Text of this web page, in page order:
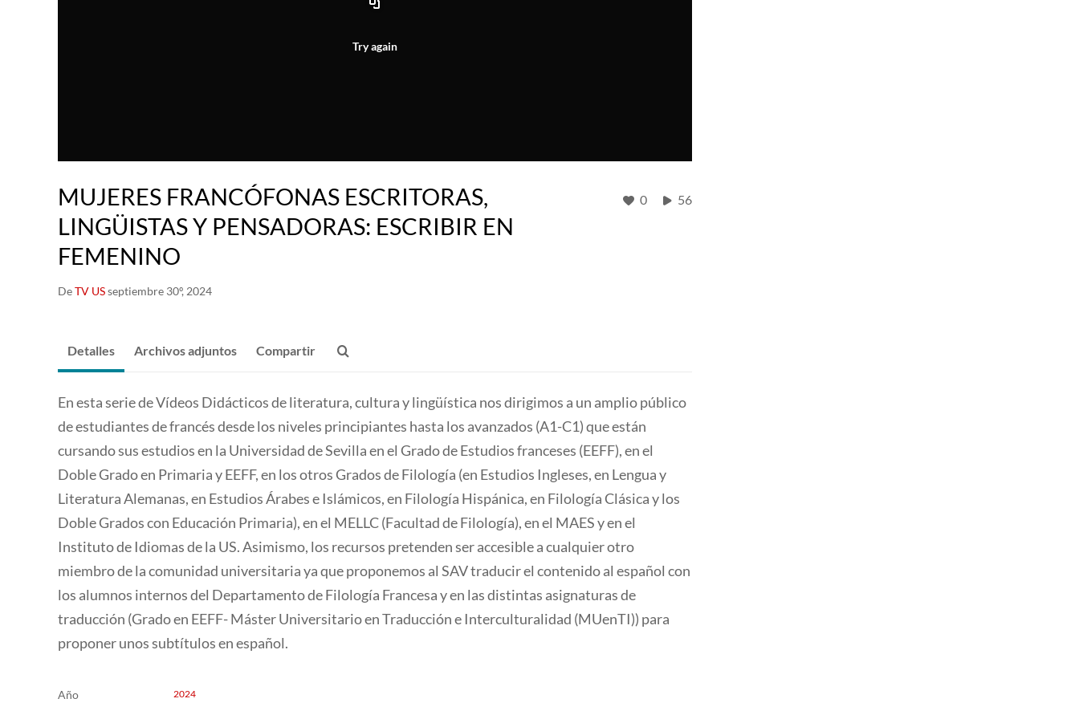
Try again
MUJERES FRANCÓFONAS ESCRITORAS,
LINGÜISTAS Y PENSADORAS: ESCRIBIR EN
FEMENINO
DeTV USseptiembre 30º, 2024
0 56
Detalles Archivos adjuntos Compartir
En esta serie de Vídeos Didácticos de literatura, cultura y lingüística nos dirigimos a un amplio público
de estudiantes de francés desde los niveles principiantes hasta los avanzados (A1-C1) que están
cursando sus estudios en la Universidad de Sevilla en el Grado de Estudios franceses (EEFF), en el
Doble Grado en Primaria y EEFF, en los otros Grados de Filología (en Estudios Ingleses, en Lengua y
Literatura Alemanas, en Estudios Árabes e Islámicos, en Filología Hispánica, en Filología Clásica y los
Doble Grados con Educación Primaria), en el MELLC (Facultad de Filología), en el MAES y en el
Instituto de Idiomas de la US. Asimismo, los recursos pretenden ser accesible a cualquier otro
miembro de la comunidad universitaria ya que proponemos al SAV traducir el contenido al español con
los alumnos internos del Departamento de Filología Francesa y en las distintas asignaturas de
traducción (Grado en EEFF- Máster Universitario en Traducción e Interculturalidad (MUenTI)) para
proponer unos subtítulos en español.
Año 2024